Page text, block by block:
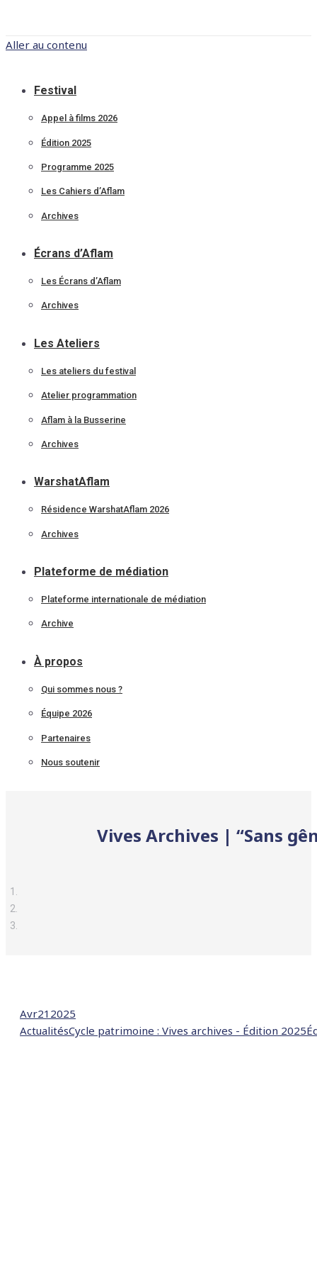
Aller au contenu
Festival
Appel à films 2026
Édition 2025
Programme 2025
Les Cahiers d’Aflam
Archives
Écrans d’Aflam
Les Écrans d’Aflam
Archives
Les Ateliers
Les ateliers du festival
Atelier programmation
Aflam à la Busserine
Archives
WarshatAflam
Résidence WarshatAflam 2026
Archives
Plateforme de médiation
Plateforme internationale de médiation
Archive
À propos
Qui sommes nous ?
Équipe 2026
Partenaires
Nous soutenir
Vives Archives | “Sans
Avr21 2025
ActualitésCycle patrimoine : Vives archives - Édition 2025